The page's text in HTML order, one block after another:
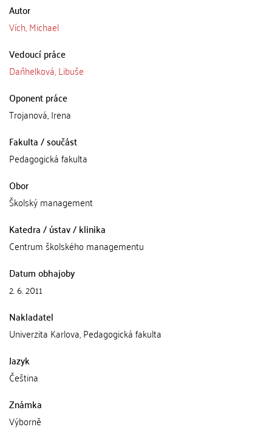
Autor
Vích, Michael
Vedoucí práce
Daňhelková, Libuše
Oponent práce
Trojanová, Irena
Fakulta / součást
Pedagogická fakulta
Obor
Školský management
Katedra / ústav / klinika
Centrum školského managementu
Datum obhajoby
2. 6. 2011
Nakladatel
Univerzita Karlova, Pedagogická fakulta
Jazyk
Čeština
Známka
Výborně